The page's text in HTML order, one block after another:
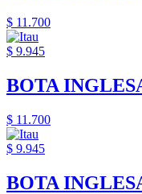
$ 11.700
$ 9.945
BOTA
$ 11.700
$ 9.945
BOTA